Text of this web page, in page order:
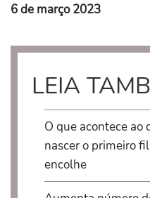
6 de março 2023
LEIA
O que acontece ao
nascer o primeiro
encolhe